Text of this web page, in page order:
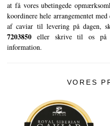
at få vores ubetingede
koordinere hele arrangementet
af caviar til levering på dagen,
7203850 eller skrive til os
information.
VORES